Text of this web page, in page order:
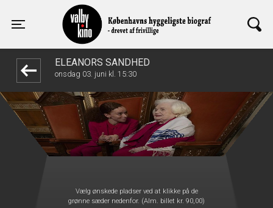
Toggle navigation
Valby Kino
ELEANORS SANDHED
onsdag 03. juni kl. 15:30
Vælg ønskede pladser ved at klikke på de
grønne sæder nedenfor. (Alm. billet kr. 90,00)
front03-cc 071144